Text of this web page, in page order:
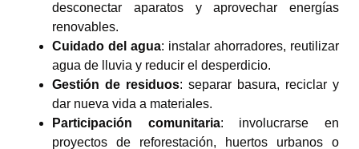
desconectar aparatos y aprovechar energías
renovables.
Cuidado del agua: instalar ahorradores, reutilizar
agua de lluvia y reducir el desperdicio.
Gestión de residuos: separar basura, reciclar y
dar nueva vida a materiales.
Participación comunitaria: involucrarse en
proyectos de reforestación, huertos urbanos o